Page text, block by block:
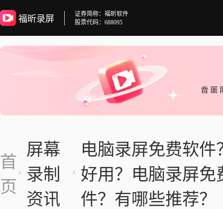
福昕录屏
证券简称：福昕软件
股票代码：688095
首
页
屏幕
录制
资讯
电脑录屏免费软件
好用？电脑录屏免
件？有哪些推荐？